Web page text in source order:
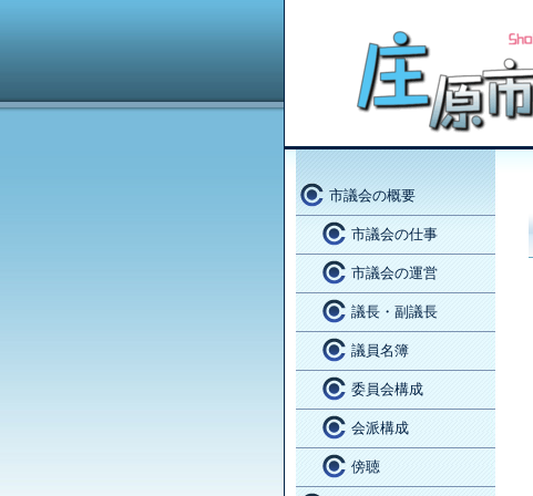
市議会の概要
市議会の仕事
市議会の運営
議長・副議長
議員名簿
委員会構成
会派構成
傍聴